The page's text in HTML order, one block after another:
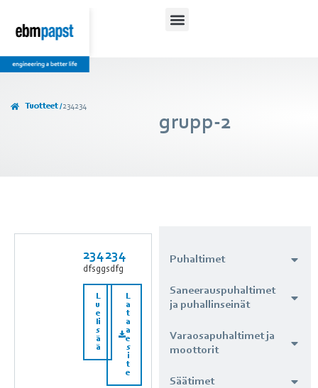
Tuotteet /234234
grupp-2
234234
dfsggsdfg
L
u
e
li
s
ä
ä
L
a
t
a
a
e
s
i
t
e
Puhaltimet
Saneerauspuhaltimet
ja puhallinseinät
Varaosapuhaltimet ja
moottorit
Säätimet